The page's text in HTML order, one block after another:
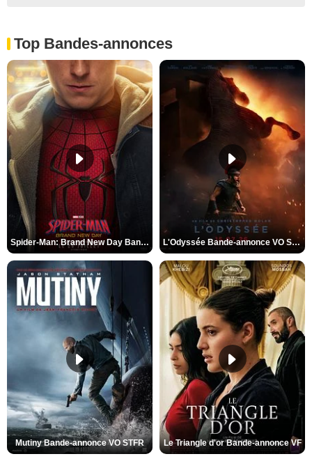
Top Bandes-annonces
Spider-Man: Brand New Day Bande-annonce VO STFR L'Odyssée Bande-annonce VO STFR
Mutiny Bande-annonce VO STFR Le Triangle d'or Bande-annonce VF